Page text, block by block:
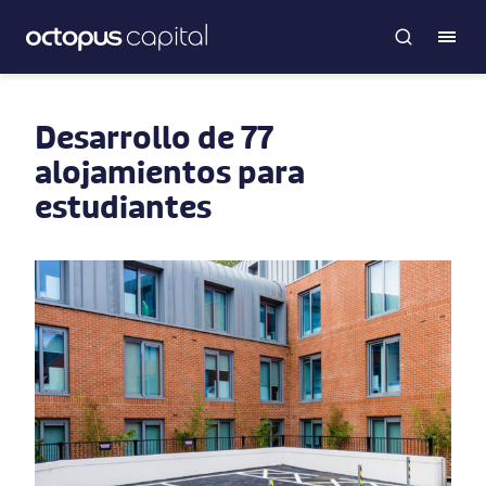
Desarrollo de 77
alojamientos para
estudiantes